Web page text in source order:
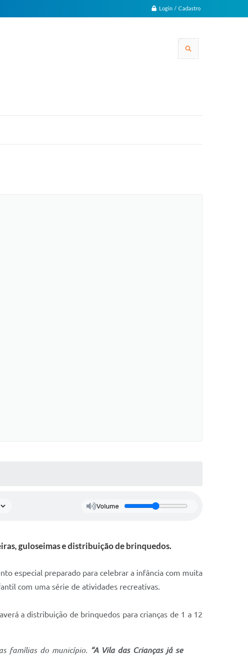
Login / Cadastro
Volume
guloseimas e distribuição de brinquedos.
especial preparado para celebrar a infância com muita
com uma série de atividades recreativas.
a distribuição de brinquedos para crianças de 1 a 12
famílias do município. “A Vila das Crianças já se